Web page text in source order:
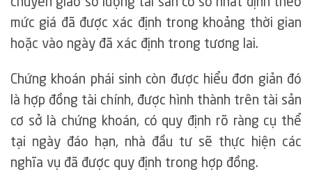
chuyển giao số lượng tài sản cơ sở nhất định theo
mức giá đã được xác định trong khoảng thời gian
hoặc vào ngày đã xác định trong tương lai.
Chứng khoán phái sinh còn được hiểu đơn giản đó
là hợp đồng tài chính, được hình thành trên tài sản
cơ sở là chứng khoán, có quy định rõ ràng cụ thể
tại ngày đáo hạn, nhà đầu tư sẽ thực hiện các
nghĩa vụ đã được quy định trong hợp đồng.